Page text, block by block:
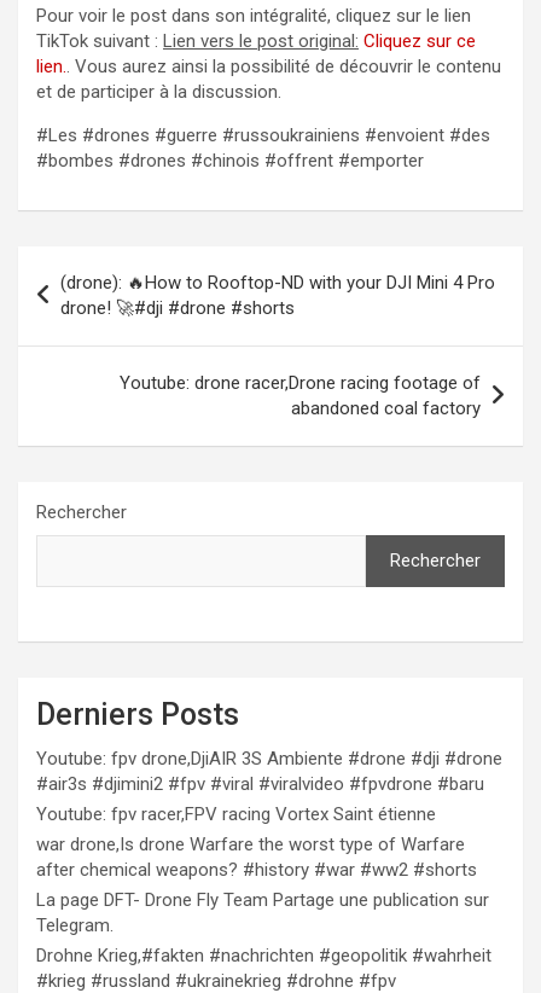
Pour voir le post dans son intégralité, cliquez sur le lien
TikTok suivant : Lien vers le post original: Cliquez sur ce
lien.. Vous aurez ainsi la possibilité de découvrir le contenu
et de participer à la discussion.
#Les #drones #guerre #russoukrainiens #envoient #des
#bombes #drones #chinois #offrent #emporter
de
l’article
(drone): 🔥How to Rooftop-ND with your DJI Mini 4 Pro
drone! 🚀#dji #drone #shorts
Youtube: drone racer,Drone racing footage of
abandoned coal factory
Rechercher
Rechercher
Derniers Posts
Youtube: fpv drone,DjiAIR 3S Ambiente #drone #dji #drone
#air3s #djimini2 #fpv #viral #viralvideo #fpvdrone #baru
Youtube: fpv racer,FPV racing Vortex Saint étienne
war drone,Is drone Warfare the worst type of Warfare
after chemical weapons? #history #war #ww2 #shorts
La page DFT- Drone Fly Team Partage une publication sur
Telegram.
Drohne Krieg,#fakten #nachrichten #geopolitik #wahrheit
#krieg #russland #ukrainekrieg #drohne #fpv